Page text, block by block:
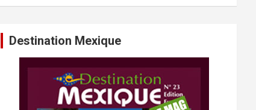
Destination Mexique